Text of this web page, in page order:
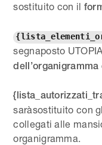
sostituito con il
segnaposto
dell’organigramma
saràsostituito con
collegati alle
organigramma.